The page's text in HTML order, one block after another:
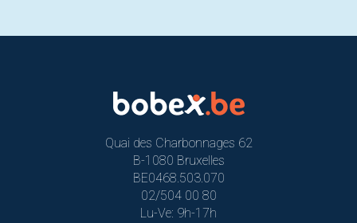
Quai des Charbonnages 62
B-1080 Bruxelles
BE0468.503.070
02/504 00 80
Lu-Ve: 9h-17h